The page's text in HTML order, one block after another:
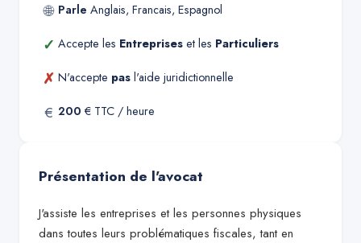
🌐 Parle Anglais, Francais, Espagnol
✓ Accepte les Entreprises et les Particuliers
✗ N'accepte pas l'aide juridictionnelle
€ 200 € TTC / heure
Présentation de l'avocat
J'assiste les entreprises et les personnes physiques
dans toutes leurs problématiques fiscales, tant en